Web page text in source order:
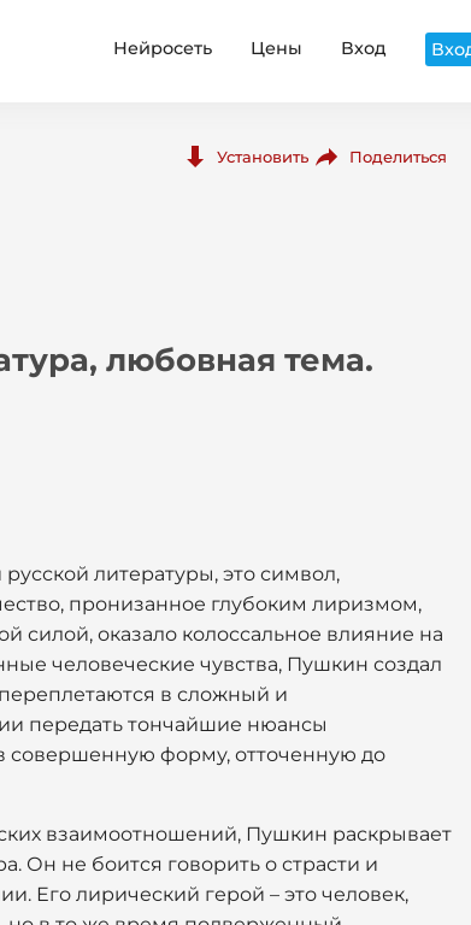
Нейросеть Цены Вход
Установить Поделиться
любовная тема.
литературы, это символ,
пронизанное глубоким лиризмом,
силой, оказало колоссальное влияние на
человеческие чувства, Пушкин создал
в сложный и
передать тончайшие нюансы
совершенную форму, отточенную до
взаимоотношений, Пушкин раскрывает
Он не боится говорить о страсти и
Его лирический герой – это человек,